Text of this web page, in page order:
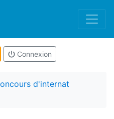
Connexion
d'internat